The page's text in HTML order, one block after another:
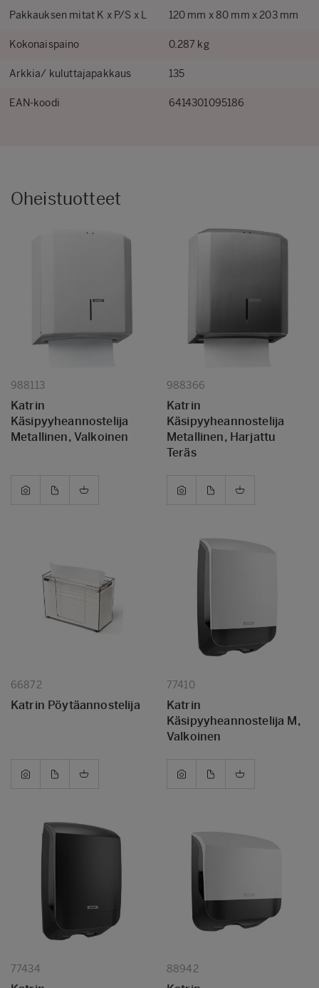
Pakkauksen mitat K x P/S x L 120 mm x 80 mm x 203 mm
Kokonaispaino 0.287 kg
Arkkia/ kuluttajapakkaus 135
EAN-koodi 6414301095186
Oheistuotteet
988113
Katrin
Käsipyyheannostelija
Metallinen, Valkoinen
988366
Katrin
Käsipyyheannostelija
Metallinen, Harjattu
Teräs
66872
Katrin Pöytäannostelija
77410
Katrin
Käsipyyheannostelija M,
Valkoinen
77434 88942